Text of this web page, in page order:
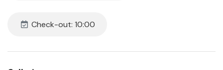
pranzi o cene all’aperto.
Check-out: 10:00